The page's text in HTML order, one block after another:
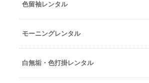
色留袖レンタル
モーニングレンタル
白無垢・色打掛レンタル